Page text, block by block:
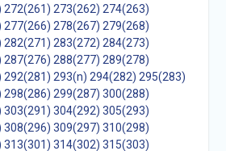
272(261) 273(262) 274(263)
277(266) 278(267) 279(268)
282(271) 283(272) 284(273)
287(276) 288(277) 289(278)
292(281) 293(n) 294(282) 295(283)
298(286) 299(287) 300(288)
303(291) 304(292) 305(293)
308(296) 309(297) 310(298)
313(301) 314(302) 315(303)